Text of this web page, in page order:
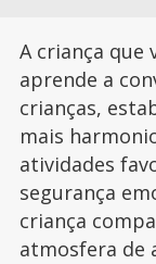
A criança que
aprende a
crianças,
mais
atividades
segurança
criança
atmosfera de